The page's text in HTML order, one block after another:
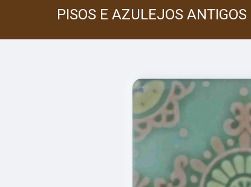
PISOS E AZULEJOS